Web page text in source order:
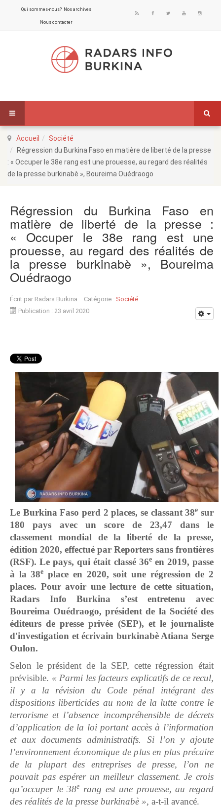
Qui sommes-nous? Nos archives
Nous contacter
Accueil
Société
Régression du Burkina Faso en matière de liberté de la presse
: « Occuper le 38e rang est une prouesse, au regard des réalités
de la presse burkinabè », Boureima Ouédraogo
Régression du Burkina Faso en
matière de liberté de la presse :
« Occuper le 38e rang est une
prouesse, au regard des réalités de
la presse burkinabè », Boureima
Ouédraogo
Écrit par Radars Burkina Catégorie : Société
Publication : 23 avril 2020
Le Burkina Faso perd 2 places, se classant 38e sur
180 pays avec un score de 23,47 dans le
classement mondial de la liberté de la presse,
édition 2020, effectué par Reporters sans frontières
(RSF). Le pays, qui était classé 36een 2019, passe
à la 38e place en 2020, soit une régression de 2
places. Pour avoir une lecture de cette situation,
Radars Info Burkina s’est entretenu avec
Boureima Ouédraogo, président de la Société des
éditeurs de presse privée (SEP), et le journaliste
d'investigation et écrivain burkinabè Atiana Serge
Oulon.
Selon le président de la SEP, cette régression était
prévisible. « Parmi les facteurs explicatifs de ce recul,
il y a la révision du Code pénal intégrant des
dispositions liberticides au nom de la lutte contre le
terrorisme et l’absence incompréhensible de décrets
d’application de la loi portant accès à l’information
et aux documents administratifs. Si l’on y ajoute
l’environnement économique de plus en plus précaire
de la plupart des entreprises de presse, l’on ne
pouvait pas espérer un meilleur classement. Je crois
qu’occuper le 38e rang est une prouesse, au regard
des réalités de la presse burkinabè », a-t-il avancé.